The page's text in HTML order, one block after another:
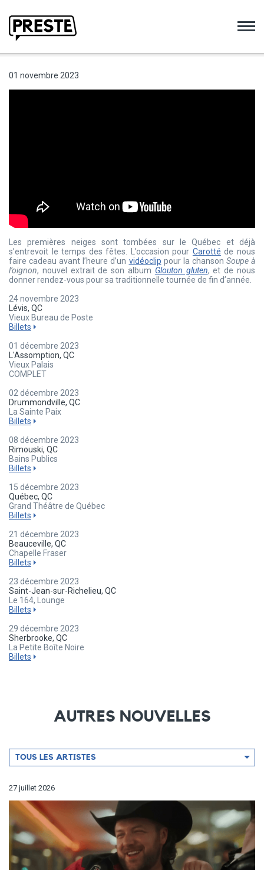
01 novembre 2023
Les premières neiges sont tombées sur le Québec et déjà
s’entrevoit le temps des fêtes. L’occasion pour Carotté de nous
faire cadeau avant l’heure d’un vidéoclip pour la chanson Soupe à
l’oignon, nouvel extrait de son album Glouton gluten, et de nous
donner rendez-vous pour sa traditionnelle tournée de fin d’année.
24 novembre 2023
Lévis, QC
Vieux Bureau de Poste
Billets
01 décembre 2023
L'Assomption, QC
Vieux Palais
COMPLET
02 décembre 2023
Drummondville, QC
La Sainte Paix
Billets
08 décembre 2023
Rimouski, QC
Bains Publics
Billets
15 décembre 2023
Québec, QC
Grand Théâtre de Québec
Billets
21 décembre 2023
Beauceville, QC
Chapelle Fraser
Billets
23 décembre 2023
Saint-Jean-sur-Richelieu, QC
Le 164, Lounge
Billets
29 décembre 2023
Sherbrooke, QC
La Petite Boîte Noire
Billets
AUTRES NOUVELLES
Filtrer
par
TOUS LES ARTISTES
27 juillet 2026